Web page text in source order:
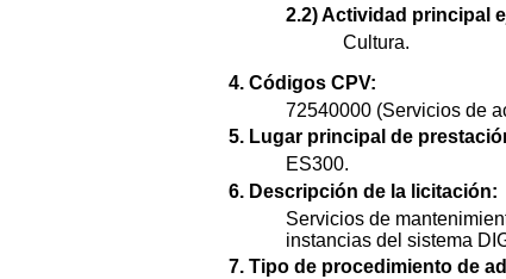
2.2) Actividad principal
Cultura.
4. Códigos CPV:
72540000 (Servicios de
5. Lugar principal de
ES300.
6. Descripción de la licitación:
Servicios de
instancias del sistema
7. Tipo de procedimiento de